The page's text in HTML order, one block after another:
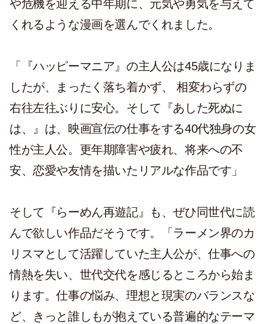
や危機を迎える中年期に、元気や勇気を与えて
くれるような漫画を選んでくれました。
「『ハッピーマニア』の主人公は45歳になりま
したが、まったく落ち着かず、 相変わらずの
右往左往ぶりに安心。そして『あした死ぬに
は、』は、映画宣伝の仕事をする40代独身の女
性が主人公。更年期障害や疲れ、将来への不
安、恋愛や友情を描いたリアルな作品です」
そして『らーめん再遊記』も、ぜひ同世代に読
んで欲しい作品だそうです。「ラーメン界のカ
リスマとして活躍していた主人公が、仕事への
情熱を失い、世代交代を感じるところから始ま
ります。仕事の悩み、理想と現実のバランスな
ど、きっと誰しもが抱えている普遍的なテーマ